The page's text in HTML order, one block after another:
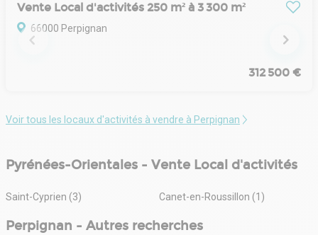
Vente Local d'activités 250 m² à 3 300 m²
66000 Perpignan
312 500 €
Voir tous les locaux d'activités à vendre à Perpignan
Pyrénées-Orientales - Vente Local d'activités
Saint-Cyprien (3) Canet-en-Roussillon (1)
Perpignan - Autres recherches